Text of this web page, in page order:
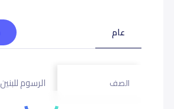
عام
الصف الرسوم للبنين